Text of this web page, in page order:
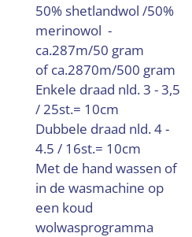
50% shetlandwol /50%
merinowol -
ca.287m/50 gram
of ca.2870m/500 gram
Enkele draad nld. 3 - 3,5
/ 25st.= 10cm
Dubbele draad nld. 4 -
4.5 / 16st.= 10cm
Met de hand wassen of
in de wasmachine op
een koud
wolwasprogramma